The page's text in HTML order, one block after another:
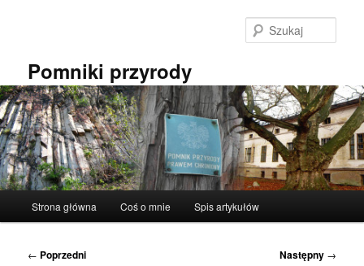
Pomniki przyrody
Strona główna Coś o mnie Spis artykułów
Nawigacja
← Poprzedni Następny →